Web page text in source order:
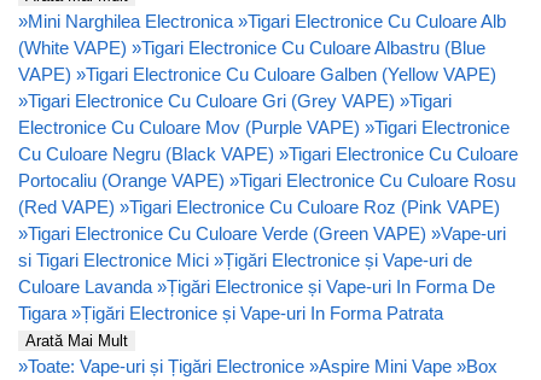
»Mini Narghilea Electronica »Tigari Electronice Cu Culoare Alb
(White VAPE) »Tigari Electronice Cu Culoare Albastru (Blue
VAPE) »Tigari Electronice Cu Culoare Galben (Yellow VAPE)
»Tigari Electronice Cu Culoare Gri (Grey VAPE) »Tigari
Electronice Cu Culoare Mov (Purple VAPE) »Tigari Electronice
Cu Culoare Negru (Black VAPE) »Tigari Electronice Cu Culoare
Portocaliu (Orange VAPE) »Tigari Electronice Cu Culoare Rosu
(Red VAPE) »Tigari Electronice Cu Culoare Roz (Pink VAPE)
»Tigari Electronice Cu Culoare Verde (Green VAPE) »Vape-uri
si Tigari Electronice Mici »Țigări Electronice și Vape-uri de
Culoare Lavanda »Țigări Electronice și Vape-uri In Forma De
Tigara »Țigări Electronice și Vape-uri In Forma Patrata
Arată Mai Mult
»Toate: Vape-uri și Țigări Electronice »Aspire Mini Vape »Box